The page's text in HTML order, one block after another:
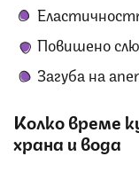
Повишено
Загуба на
Колко време
храна и вода